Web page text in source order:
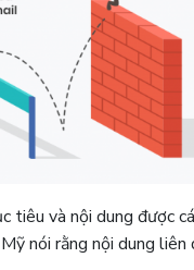
và nội dung được
nói rằng nội dung liên